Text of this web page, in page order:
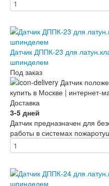
Доставка
Оплата
Гарантии
О нас
Публичная оферта
Сертификаты
Контакты
Датчик ДППК-23 для
шпинделем
Под заказ
Доставка
3-5 дней
Датчик предназначен для
работы в системах